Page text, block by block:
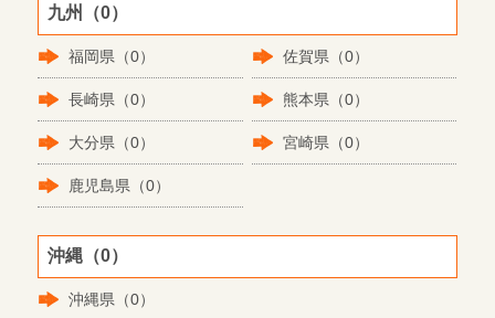
九州（0）
福岡県（0） 佐賀県（0）
長崎県（0） 熊本県（0）
大分県（0） 宮崎県（0）
鹿児島県（0）
沖縄（0）
沖縄県（0）